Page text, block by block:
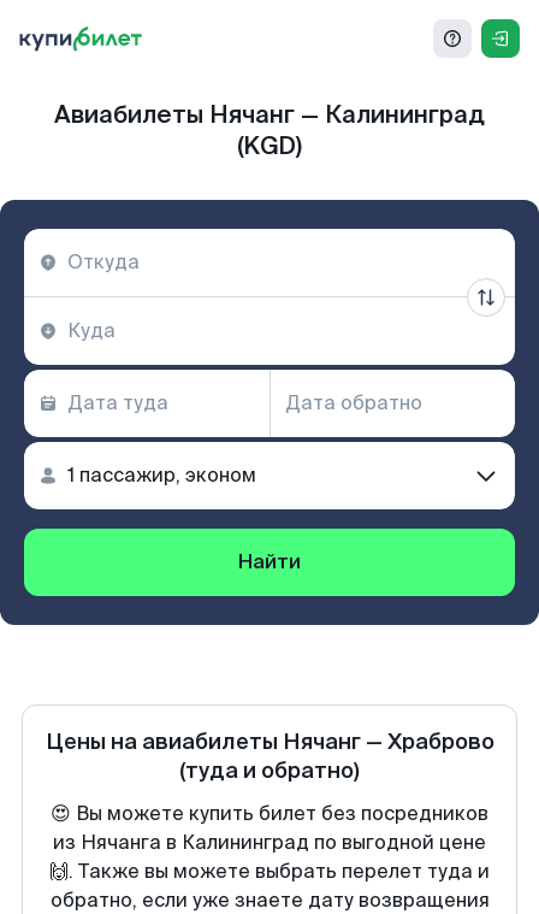
Авиабилеты Нячанг — Калининград
(KGD)
Найти
Цены на авиабилеты Нячанг— Храброво
(туда и обратно)
😍 Вы можете купить билет без посредников
из Нячанга в Калининград по выгодной цене
🙌. Также вы можете выбрать перелет туда и
обратно, если уже знаете дату возвращения